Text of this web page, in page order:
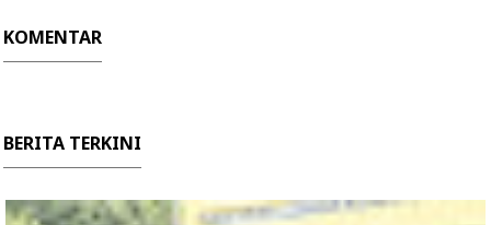
KOMENTAR
BERITA TERKINI